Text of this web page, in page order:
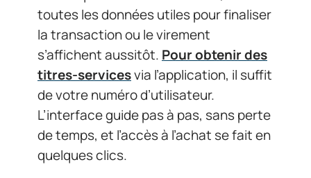
toutes les données utiles pour finaliser
la transaction ou le virement
s’affichent aussitôt. Pour obtenir des
titres-servicesvia l’application, il suffit
de votre numéro d’utilisateur.
L’interface guide pas à pas, sans perte
de temps, et l’accès à l’achat se fait en
quelques clics.